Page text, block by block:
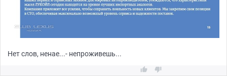
Нет слов, ненае...- непроживешь...
 